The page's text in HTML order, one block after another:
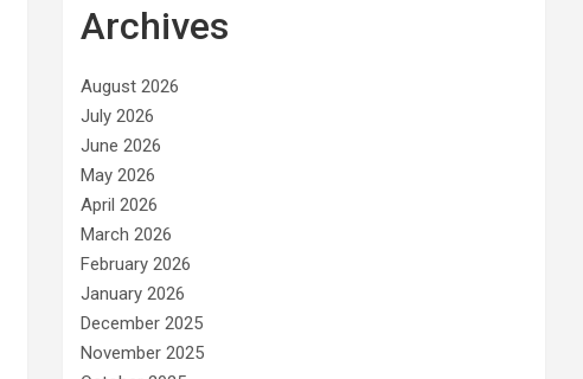
Archives
August 2026
July 2026
June 2026
May 2026
April 2026
March 2026
February 2026
January 2026
December 2025
November 2025